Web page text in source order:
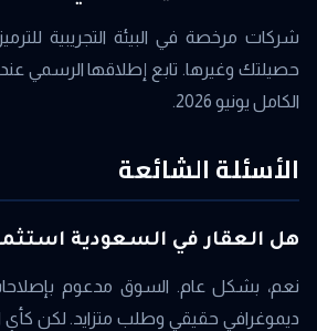
شركات مرخصة في البيئة التجريبية
حصيلتك وغيرها. تابع إطلاقها الرسمي
الكامل يونيو 2026.
الأسئلة الشائعة
هل العقار في السعودية
نعم، بشكل عام. السوق مدعوم
ديموغرافي حقيقي وطلب متزايد. لكن كأي